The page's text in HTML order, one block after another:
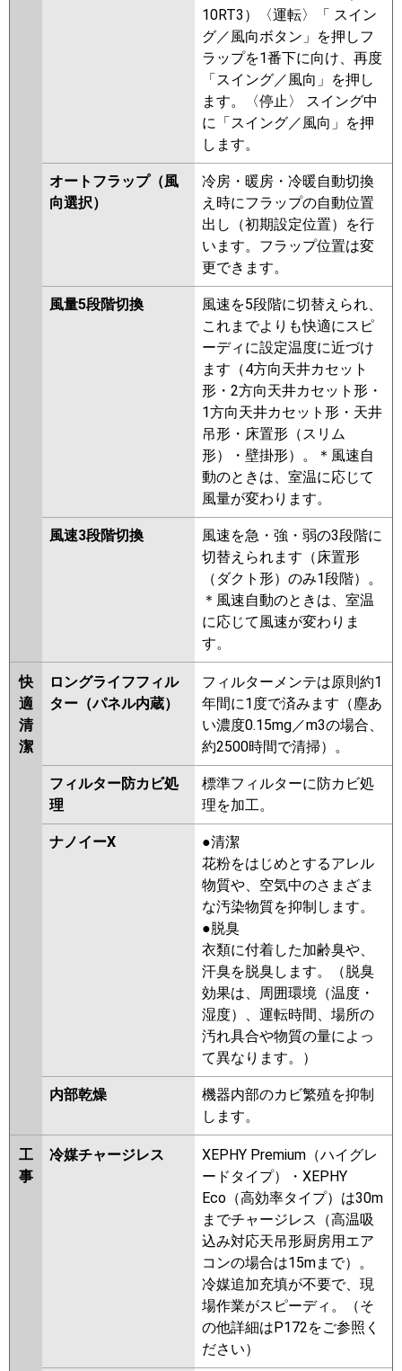
10RT3）〈運転〉「 スイン
グ／風向ボタン」を押しフ
ラップを1番下に向け、再度
「スイング／風向」を押し
ます。〈停止〉 スイング中
に「スイング／風向」を押
します。
オートフラップ（風
向選択）
冷房・暖房・冷暖自動切換
え時にフラップの自動位置
出し（初期設定位置）を行
います。フラップ位置は変
更できます。
風量5段階切換
風速を5段階に切替えられ、
これまでよりも快適にスピ
ーディに設定温度に近づけ
ます（4方向天井カセット
形・2方向天井カセット形・
1方向天井カセット形・天井
吊形・床置形（スリム
形）・壁掛形）。＊風速自
動のときは、室温に応じて
風量が変わります。
風速3段階切換
風速を急・強・弱の3段階に
切替えられます（床置形
（ダクト形）のみ1段階）。
＊風速自動のときは、室温
に応じて風速が変わりま
す。
快
適
清
潔
ロングライフフィル
ター（パネル内蔵）
フィルターメンテは原則約1
年間に1度で済みます（塵あ
い濃度0.15mg／m3の場合、
約2500時間で清掃）。
フィルター防カビ処
理
標準フィルターに防カビ処
理を加工。
ナノイーX
●清潔
花粉をはじめとするアレル
物質や、空気中のさまざま
な汚染物質を抑制します。
●脱臭
衣類に付着した加齢臭や、
汗臭を脱臭します。（脱臭
効果は、周囲環境（温度・
湿度）、運転時間、場所の
汚れ具合や物質の量によっ
て異なります。）
内部乾燥
機器内部のカビ繁殖を抑制
します。
工
事
冷媒チャージレス
XEPHY Premium（ハイグレ
ードタイプ）・XEPHY
Eco（高効率タイプ）は30m
までチャージレス（高温吸
込み対応天吊形厨房用エア
コンの場合は15mまで）。
冷媒追加充填が不要で、現
場作業がスピーディ。（そ
の他詳細はP172をご参照く
ださい）